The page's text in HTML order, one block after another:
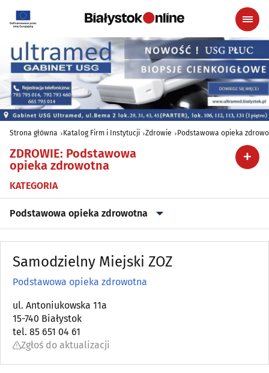
Strona główna Katalog Firm i Instytucji Zdrowie Podstawowa opieka
ZDROWIE: Podstawowa
opieka zdrowotna
KATEGORIA
Podstawowa opieka zdrowotna
Alergologia(18)
Angiologia(5)
Apteki(92)
Audiologia(5)
Samodzielny Miejski ZOZ
Podstawowa opieka zdrowotna
ul. Antoniukowska 11a
15-740 Białystok
tel. 85 651 04 61
Zgłoś do aktualizacji